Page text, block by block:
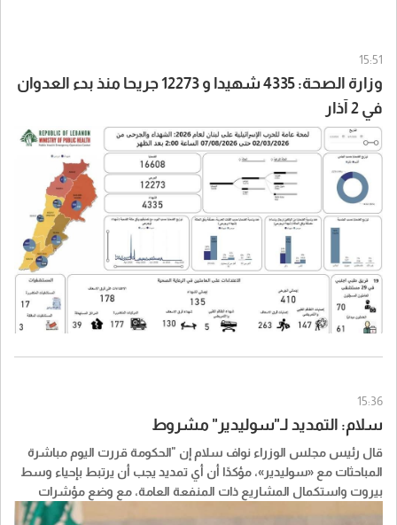
15:51
وزارة الصحة: 4335 شهيدا و 12273 جريحا منذ بدء العدوان
في 2 آذار
15:36
سلام: التمديد لـ"سوليدير" مشروط
قال رئيس مجلس الوزراء نواف سلام إن "الحكومة قررت اليوم مباشرة
المباحثات مع «سوليدير»، مؤكدًا أن أي تمديد يجب أن يرتبط بإحياء وسط
بيروت واستكمال المشاريع ذات المنفعة العامة، مع وضع مؤشرات